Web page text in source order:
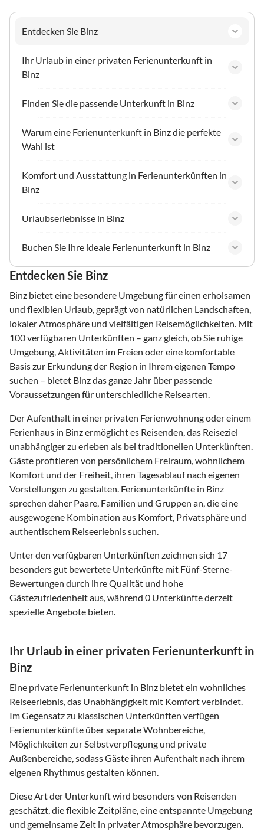
Entdecken Sie Binz
Ihr Urlaub in einer privaten Ferienunterkunft in
Binz
Finden Sie die passende Unterkunft in Binz
Warum eine Ferienunterkunft in Binz die perfekte
Wahl ist
Komfort und Ausstattung in Ferienunterkünften in
Binz
Urlaubserlebnisse in Binz
Buchen Sie Ihre ideale Ferienunterkunft in Binz
Entdecken Sie Binz
Binz bietet eine besondere Umgebung für einen erholsamen
und flexiblen Urlaub, geprägt von natürlichen Landschaften,
lokaler Atmosphäre und vielfältigen Reisemöglichkeiten. Mit
100 verfügbaren Unterkünften – ganz gleich, ob Sie ruhige
Umgebung, Aktivitäten im Freien oder eine komfortable
Basis zur Erkundung der Region in Ihrem eigenen Tempo
suchen – bietet Binz das ganze Jahr über passende
Voraussetzungen für unterschiedliche Reisearten.
Der Aufenthalt in einer privaten Ferienwohnung oder einem
Ferienhaus in Binz ermöglicht es Reisenden, das Reiseziel
unabhängiger zu erleben als bei traditionellen Unterkünften.
Gäste profitieren von persönlichem Freiraum, wohnlichem
Komfort und der Freiheit, ihren Tagesablauf nach eigenen
Vorstellungen zu gestalten. Ferienunterkünfte in Binz
sprechen daher Paare, Familien und Gruppen an, die eine
ausgewogene Kombination aus Komfort, Privatsphäre und
authentischem Reiseerlebnis suchen.
Unter den verfügbaren Unterkünften zeichnen sich 17
besonders gut bewertete Unterkünfte mit Fünf-Sterne-
Bewertungen durch ihre Qualität und hohe
Gästezufriedenheit aus, während 0 Unterkünfte derzeit
spezielle Angebote bieten.
Ihr Urlaub in einer privaten Ferienunterkunft in
Binz
Eine private Ferienunterkunft in Binz bietet ein wohnliches
Reiseerlebnis, das Unabhängigkeit mit Komfort verbindet.
Im Gegensatz zu klassischen Unterkünften verfügen
Ferienunterkünfte über separate Wohnbereiche,
Möglichkeiten zur Selbstverpflegung und private
Außenbereiche, sodass Gäste ihren Aufenthalt nach ihrem
eigenen Rhythmus gestalten können.
Diese Art der Unterkunft wird besonders von Reisenden
geschätzt, die flexible Zeitpläne, eine entspannte Umgebung
und gemeinsame Zeit in privater Atmosphäre bevorzugen.